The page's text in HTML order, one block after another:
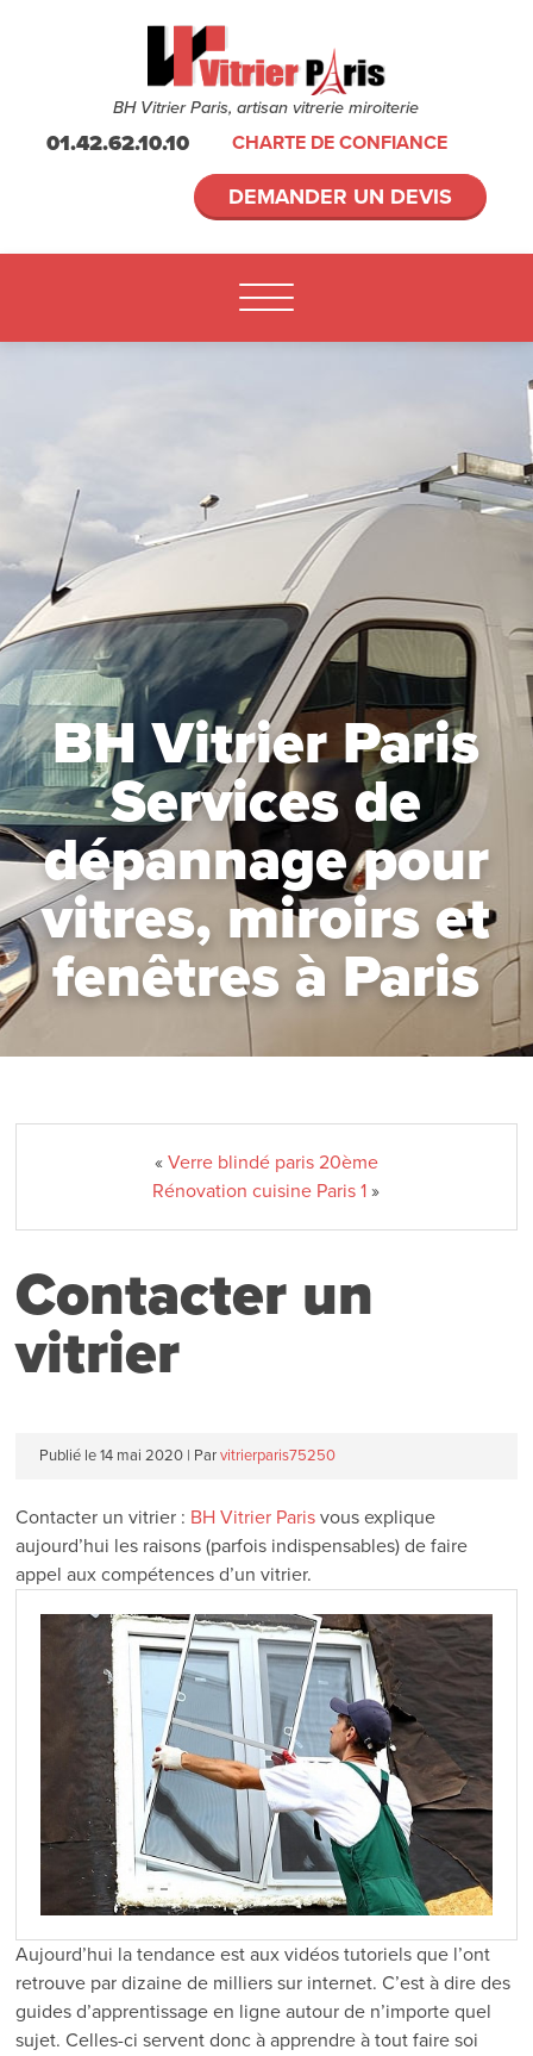
BH Vitrier Paris, artisan vitrerie miroiterie
01.42.62.10.10 CHARTE DE CONFIANCE
DEMANDER UN DEVIS
BH Vitrier Paris
Services de
dépannage pour
vitres, miroirs et
fenêtres à Paris
« Verre blindé paris 20ème
Rénovation cuisine Paris 1 »
Contacter un
vitrier
Publié le 14 mai 2020 | Par vitrierparis75250
Contacter un vitrier : BH Vitrier Paris vous explique
aujourd’hui les raisons (parfois indispensables) de faire
appel aux compétences d’un vitrier.
Aujourd’hui la tendance est aux vidéos tutoriels que l’ont
retrouve par dizaine de milliers sur internet. C’est à dire des
guides d’apprentissage en ligne autour de n’importe quel
sujet. Celles-ci servent donc à apprendre à tout faire soi